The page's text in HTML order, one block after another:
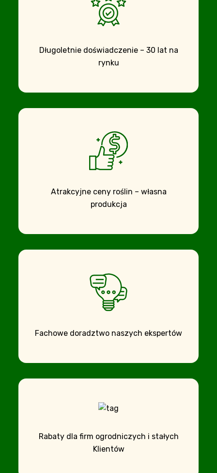
Długoletnie doświadczenie – 30 lat na
rynku
Atrakcyjne ceny roślin – własna
produkcja
Fachowe doradztwo naszych ekspertów
Rabaty dla firm ogrodniczych i stałych
Klientów